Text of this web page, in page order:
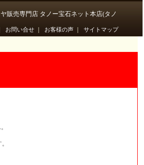
販売専門店 タノー宝石ネット本店(タノ
お問い合せ｜ お客様の声｜ サイトマップ